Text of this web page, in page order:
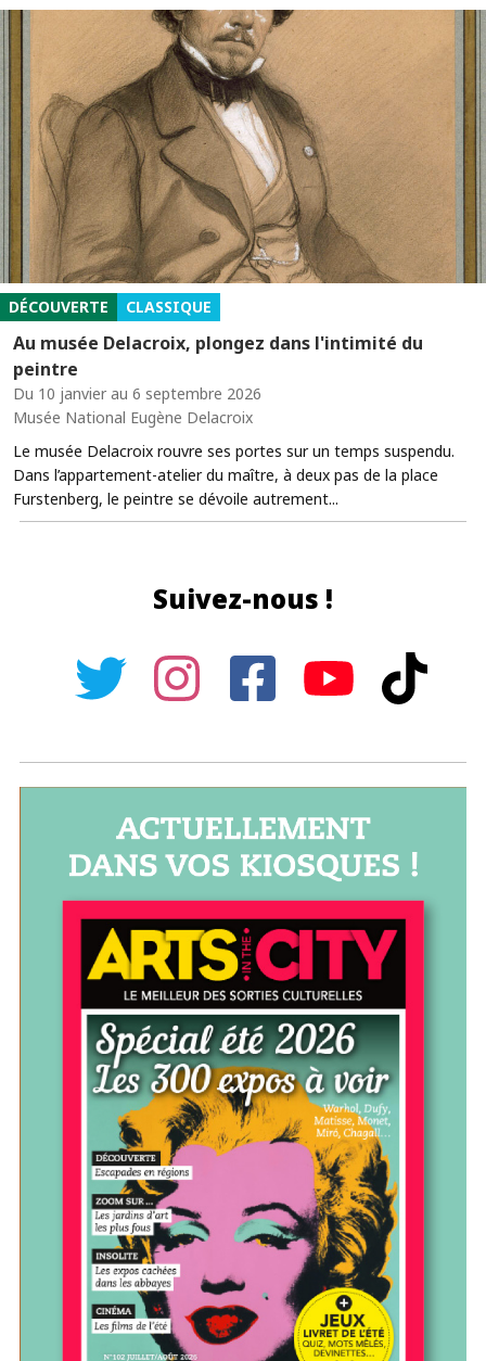
DÉCOUVERTE CLASSIQUE
Au musée Delacroix, plongez dans l'intimité du
peintre
Du 10 janvier au 6 septembre 2026
Musée National Eugène Delacroix
Le musée Delacroix rouvre ses portes sur un temps suspendu.
Dans l’appartement-atelier du maître, à deux pas de la place
Furstenberg, le peintre se dévoile autrement...
Suivez-nous !